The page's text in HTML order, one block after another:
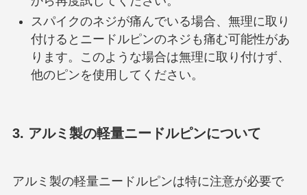
スパイクのネジが痛んでいる場合、無理に取り
付けるとニードルピンのネジも痛む可能性があ
ります。このような場合は無理に取り付けず、
他のピンを使用してください。
3. アルミ製の軽量ニードルピンについて
アルミ製の軽量ニードルピンは特に注意が必要で